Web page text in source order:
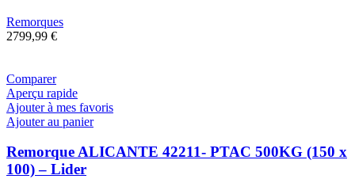
Remorques
2799,99 €
Comparer
Aperçu rapide
Ajouter à mes favoris
Ajouter au panier
Remorque ALICANTE 42211- PTAC 500KG (150 x
100) – Lider